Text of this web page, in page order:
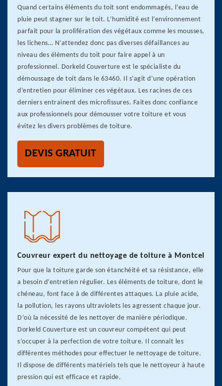
Quand certains éléments du toit sont endommagés, l’eau de
pluie peut stagner sur le toit. L’humidité est l’environnement
parfait pour la prolifération des végétaux comme les mousses,
les lichens… N’attendez donc pas diverses défaillances au
niveau des éléments du toit pour faire appel à un
professionnel. Dorkeld Couverture est le spécialiste du
démoussage de toit dans le 63460. Il s’agit d’une opération
d’entretien pour éliminer ces végétaux. Les racines de ces
derniers entrainent des microfissures. Faites donc confiance
aux professionnels pour démousser votre toiture et vous
évitez les divers problèmes de toiture.
DEVIS GRATUIT
Couvreur expert du nettoyage de toiture à Montcel
Pour que la toiture garde son étanchéité et sa résistance, elle
a besoin d’entretien régulier. Les éléments de toiture, dont le
chéneau, font face à de différentes attaques. La pluie acide,
la pollution, les rayons ultraviolets les agressent chaque jour.
D’où la nécessité de les nettoyer de manière périodique.
Dorkeld Couverture est un couvreur compétent qui peut
s’occuper à la perfection de votre toiture. Il connait les
différentes méthodes pour effectuer le nettoyage de toiture.
Il dispose de différents matériels tels que le nettoyeur à haute
pression qui est efficace et rapide.